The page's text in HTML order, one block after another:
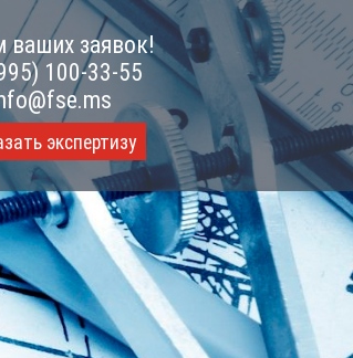
заявок!
100-33-55
экспертизу